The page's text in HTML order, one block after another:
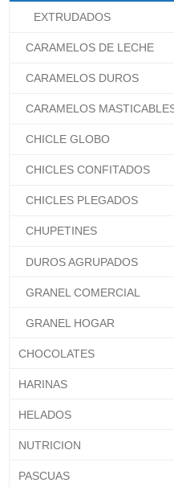
EXTRUDADOS
CARAMELOS DE LECHE
CARAMELOS DUROS
CARAMELOS
CHICLE GLOBO
CHICLES CONFITADOS
CHICLES PLEGADOS
CHUPETINES
DUROS AGRUPADOS
GRANEL COMERCIAL
GRANEL HOGAR
CHOCOLATES
HARINAS
HELADOS
NUTRICION
PASCUAS